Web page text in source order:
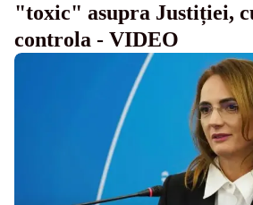
"toxic" asupra Justiției,
controla - VIDEO